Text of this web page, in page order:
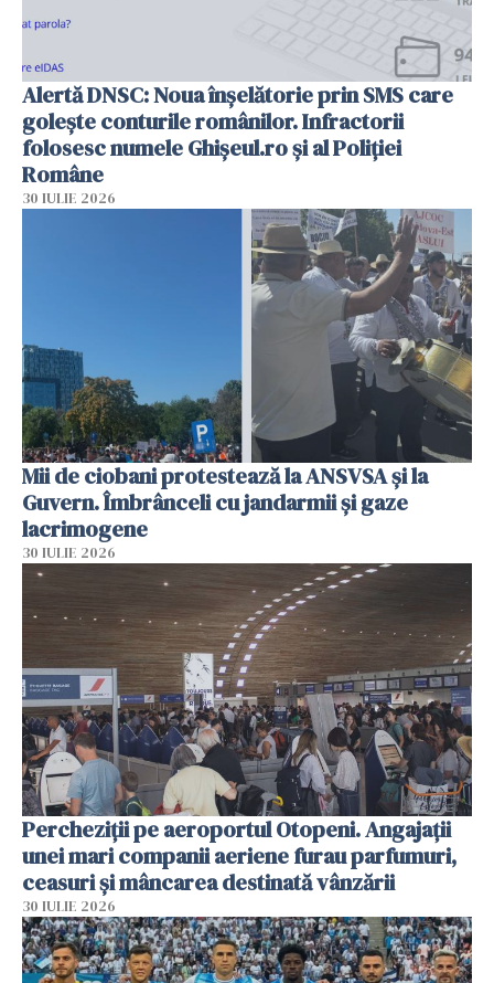
Alertă DNSC: Noua înșelătorie prin SMS care
golește conturile românilor. Infractorii
folosesc numele Ghișeul.ro și al Poliției
Române
30 IULIE 2026
Mii de ciobani protestează la ANSVSA și la
Guvern. Îmbrânceli cu jandarmii și gaze
lacrimogene
30 IULIE 2026
Percheziții pe aeroportul Otopeni. Angajații
unei mari companii aeriene furau parfumuri,
ceasuri și mâncarea destinată vânzării
30 IULIE 2026